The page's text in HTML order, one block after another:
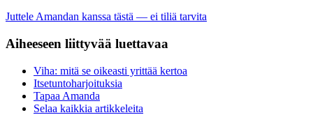
Juttele Amandan kanssa tästä — ei tiliä tarvita
Aiheeseen liittyvää luettavaa
Viha: mitä se oikeasti yrittää kertoa
Itsetuntoharjoituksia
Tapaa Amanda
Selaa kaikkia artikkeleita